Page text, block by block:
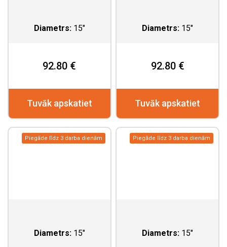
Diametrs:15"
92.80 €
Tuvāk apskatiet
Diametrs: 15"
92.80 €
Tuvāk apskatiet
Piegāde līdz 3 darba dienām
Diametrs:15"
Piegāde līdz 3 darba dienām
Diametrs: 15"